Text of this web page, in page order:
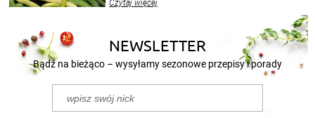
nasze propozycje!
Czytaj więcej
NEWSLETTER
Bądź na bieżąco – wysyłamy sezonowe przepisy i porady